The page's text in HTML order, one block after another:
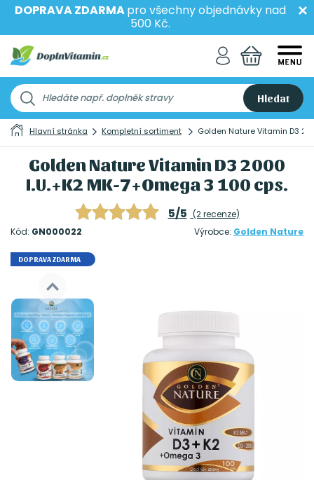
DOPRAVA ZDARMApro všechny objednávky nad
500 Kč.
Hledat
Hlavní stránka Kompletní sortiment Golden Nature Vitamin D3
Golden Nature Vitamin D3 2000
I.U.+K2 MK-7+Omega 3 100 cps.
5/5 (2 recenze)
Kód: GN000022 Výrobce: Golden Nature
DOPRAVA ZDARMA